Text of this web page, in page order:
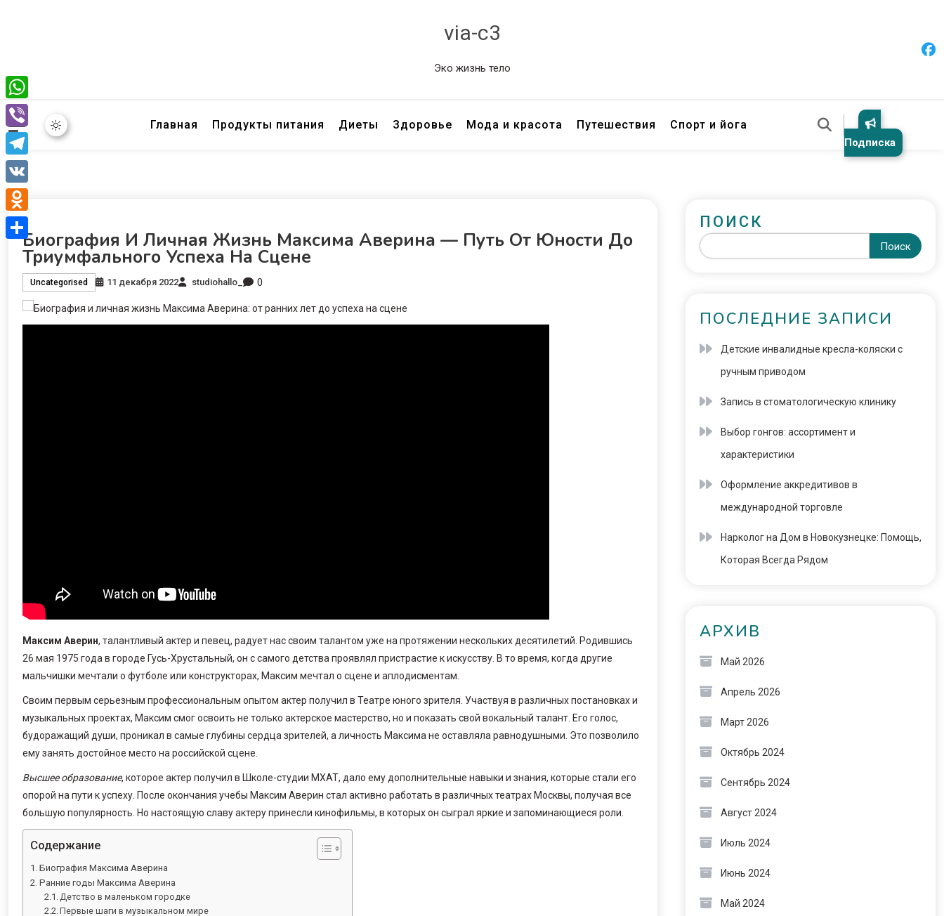
via-c3
Эко жизнь тело
Главная Продукты питания Диеты Здоровье Мода и красота Путешествия Спорт и йога
Подписка
Биография И Личная Жизнь Максима Аверина — Путь От Юности До
Триумфального Успеха На Сцене
Uncategorised 11 декабря 2022 studiohallo_ 0
Максим Аверин, талантливый актер и певец, радует нас своим талантом уже на протяжении нескольких десятилетий. Родившись
26 мая 1975 года в городе Гусь-Хрустальный, он с самого детства проявлял пристрастие к искусству. В то время, когда другие
мальчишки мечтали о футболе или конструкторах, Максим мечтал о сцене и аплодисментам.
Своим первым серьезным профессиональным опытом актер получил в Театре юного зрителя. Участвуя в различных постановках и
музыкальных проектах, Максим смог освоить не только актерское мастерство, но и показать свой вокальный талант. Его голос,
будоражащий души, проникал в самые глубины сердца зрителей, а личность Максима не оставляла равнодушными. Это позволило
ему занять достойное место на российской сцене.
Высшее образование, которое актер получил в Школе-студии МХАТ, дало ему дополнительные навыки и знания, которые стали его
опорой на пути к успеху. После окончания учебы Максим Аверин стал активно работать в различных театрах Москвы, получая все
большую популярность. Но настоящую славу актеру принесли кинофильмы, в которых он сыграл яркие и запоминающиеся роли.
Содержание
Биография Максима Аверина
Ранние годы Максима Аверина
Детство в маленьком городке
Первые шаги в музыкальном мире
ПОИСК
Поиск
ПОСЛЕДНИЕ ЗАПИСИ
Детские инвалидные кресла-коляски с
ручным приводом
Запись в стоматологическую клинику
Выбор гонгов: ассортимент и
характеристики
Оформление аккредитивов в
международной торговле
Нарколог на Дом в Новокузнецке: Помощь,
Которая Всегда Рядом
АРХИВ
Май 2026
Апрель 2026
Март 2026
Октябрь 2024
Сентябрь 2024
Август 2024
Июль 2024
Июнь 2024
Май 2024
WhatsApp
Viber
Telegram
VK
Odnoklassniki
Отправить